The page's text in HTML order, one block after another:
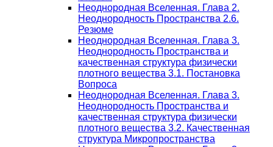
Неоднородная Вселенная. Глава 2.
Неоднородность Пространства 2.6.
Резюме
Неоднородная Вселенная. Глава 3.
Неоднородность Пространства и
качественная структура физически
плотного вещества 3.1. Постановка
Вопроса
Неоднородная Вселенная. Глава 3.
Неоднородность Пространства и
качественная структура физически
плотного вещества 3.2. Качественная
структура Микропространства